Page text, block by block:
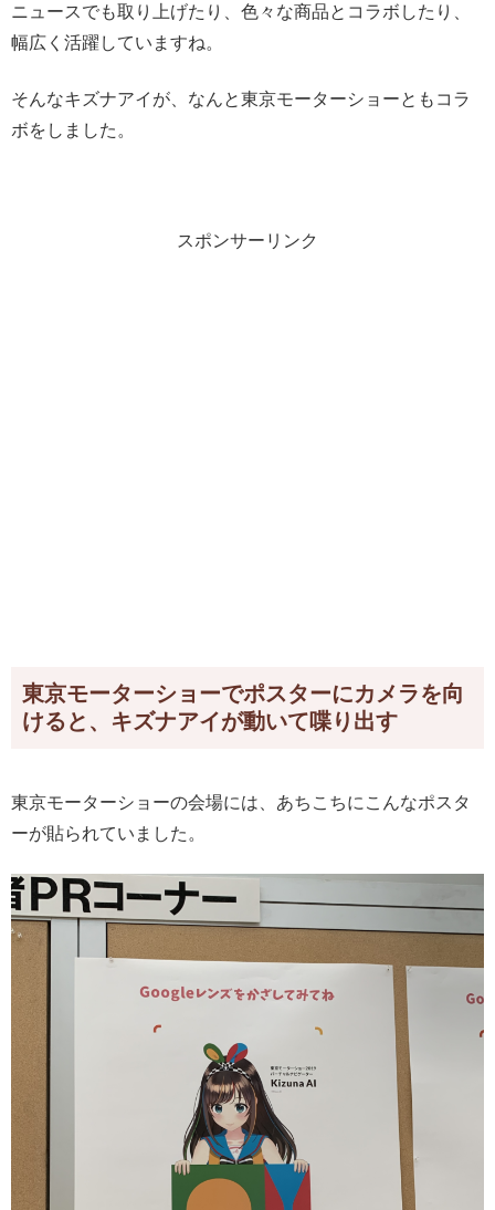
ニュースでも取り上げたり、色々な商品とコラボしたり、
幅広く活躍していますね。
そんなキズナアイが、なんと東京モーターショーともコラ
ボをしました。
スポンサーリンク
東京モーターショーでポスターにカメラを向
けると、キズナアイが動いて喋り出す
東京モーターショーの会場には、あちこちにこんなポスタ
ーが貼られていました。